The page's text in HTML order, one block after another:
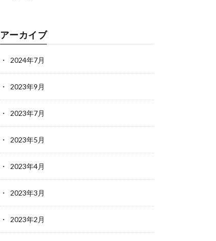
アーカイブ
2024年7月
2023年9月
2023年7月
2023年5月
2023年4月
2023年3月
2023年2月